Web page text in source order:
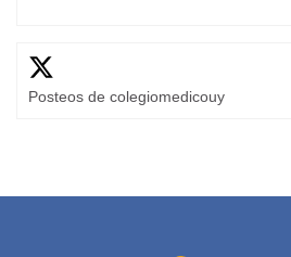
Posteos de colegiomedicouy